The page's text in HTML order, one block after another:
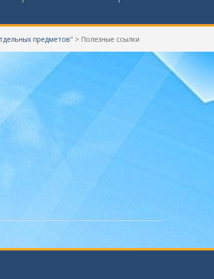
предметов" > Полезные ссылки